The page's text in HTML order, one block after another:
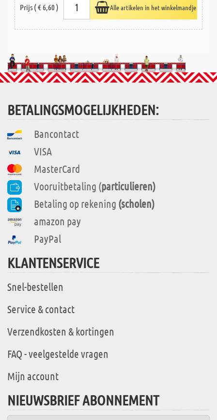
Prijs ( € 6,60 ) Alle artikelen in het winkelmandje
BETALINGSMOGELIJKHEDEN:
Bancontact
VISA
MasterCard
Vooruitbetaling (particulieren)
Betaling op rekening (scholen)
amazon pay
PayPal
KLANTENSERVICE
Snel-bestellen
Service & contact
Verzendkosten & kortingen
FAQ - veelgestelde vragen
Mijn account
NIEUWSBRIEF ABONNEMENT